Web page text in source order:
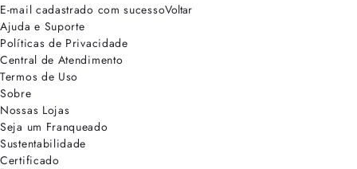
E-mail cadastrado com sucessoVoltar
Ajuda e Suporte
Políticas de Privacidade
Central de Atendimento
Termos de Uso
Sobre
Nossas Lojas
Seja um Franqueado
Sustentabilidade
Certificado